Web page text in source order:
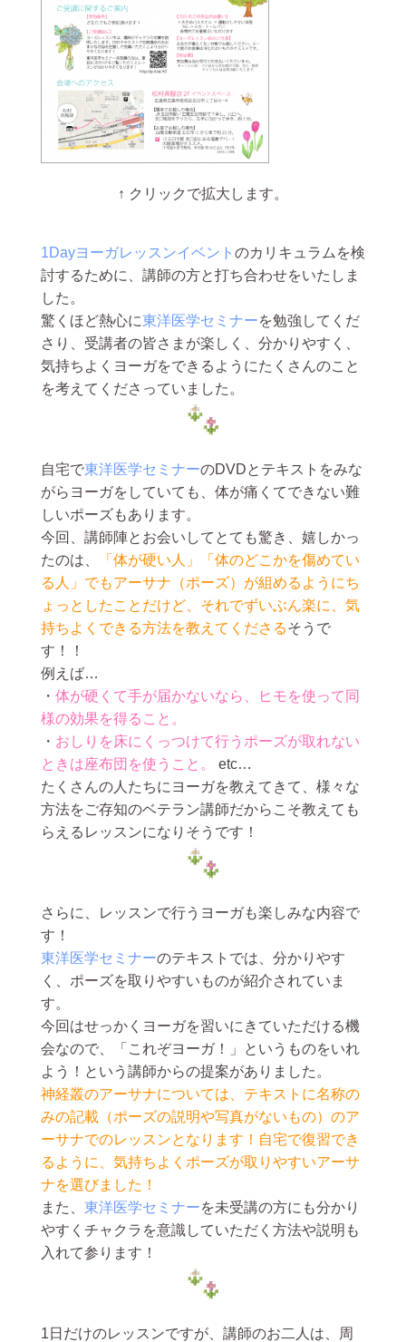
↑ クリックで拡大します。
1Dayヨーガレッスンイベント のカリキュラムを検
討するために、講師の方と打ち合わせをいたしま
した。
驚くほど熱心に東洋医学セミナーを勉強してくだ
さり、受講者の皆さまが楽しく、分かりやすく、
気持ちよくヨーガをできるようにたくさんのこと
を考えてくださっていました。
自宅で東洋医学セミナーのDVDとテキストをみな
がらヨーガをしていても、体が痛くてできない難
しいポーズもあります。
今回、講師陣とお会いしてとても驚き、嬉しかっ
たのは、
「体が硬い人」「体のどこかを傷めてい
る人」でもアーサナ（ポーズ）が組めるようにち
ょっとしたことだけど、それでずいぶん楽に、気
持ちよくできる方法を教えてくださるそうで
す！！
例えば…
・ 体が硬くて手が届かないなら、ヒモを使って同
様の効果を得ること。
・ おしりを床にくっつけて行うポーズが取れない
ときは座布団を使うこと。
etc…
たくさんの人たちにヨーガを教えてきて、様々な
方法をご存知のベテラン講師だからこそ教えても
らえるレッスンになりそうです！
さらに、レッスンで行うヨーガも楽しみな内容で
す！
東洋医学セミナーのテキストでは、分かりやす
く、ポーズを取りやすいものが紹介されていま
す。
今回はせっかくヨーガを習いにきていただける機
会なので、「これぞヨーガ！」というものをいれ
よう！という講師からの提案がありました。
神経叢のアーサナについては、テキストに名称の
みの記載（ポーズの説明や写真がないもの）のア
ーサナでのレッスンとなります！自宅で復習でき
るように、気持ちよくポーズが取りやすいアーサ
ナを選びました！
また、 東洋医学セミナーを未受講の方にも分かり
やすくチャクラを意識していただく方法や説明も
入れて参ります！
1日だけのレッスンですが、講師のお二人は、周